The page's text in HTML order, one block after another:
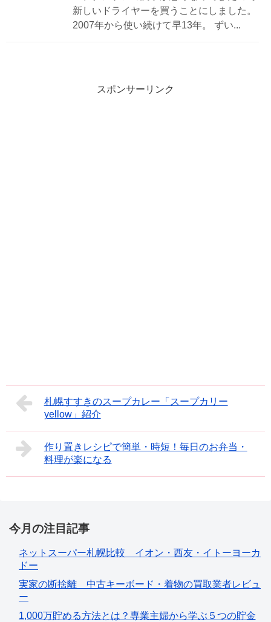
新しいドライヤーを買うことにしました。
2007年から使い続けて早13年。 ずい...
スポンサーリンク
札幌すすきのスープカレー「スープカリー
yellow」紹介
作り置きレシピで簡単・時短！毎日のお弁当・
料理が楽になる
今月の注目記事
ネットスーパー札幌比較 イオン・西友・イトーヨーカ
ドー
実家の断捨離 中古キーボード・着物の買取業者レビュ
ー
1,000万貯める方法とは？専業主婦から学ぶ５つの貯金